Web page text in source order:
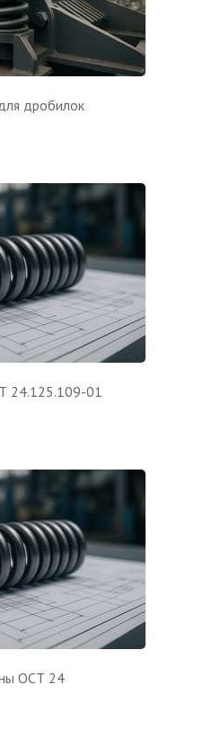
дробилок
24.125.109-01
ОСТ 24